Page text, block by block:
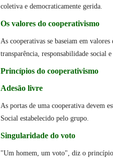
coletiva e democraticamente gerida.
Os valores do cooperativismo
As cooperativas se baseiam em
transparência, responsabilidade social
Princípios do cooperativismo
Adesão livre
As portas de uma cooperativa devem
Social estabelecido pelo grupo.
Singularidade do voto
"Um homem, um voto", diz o princípio.